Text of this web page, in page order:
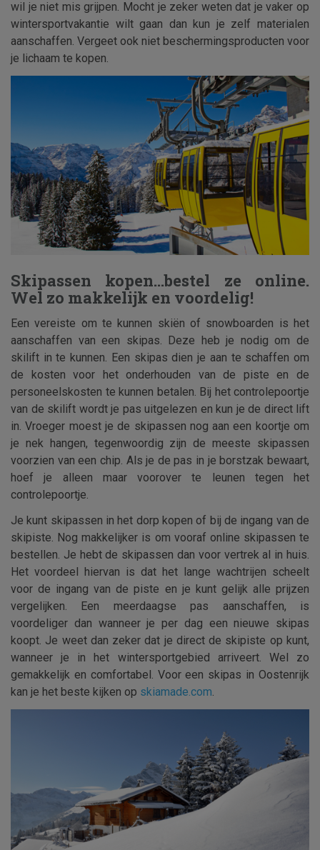
wil je niet mis grijpen. Mocht je zeker weten dat je vaker op
wintersportvakantie wilt gaan dan kun je zelf materialen
aanschaffen. Vergeet ook niet beschermingsproducten voor
je lichaam te kopen.
Skipassen kopen...bestel ze online.
Wel zo makkelijk en voordelig!
Een vereiste om te kunnen skiën of snowboarden is het
aanschaffen van een skipas. Deze heb je nodig om de
skilift in te kunnen. Een skipas dien je aan te schaffen om
de kosten voor het onderhouden van de piste en de
personeelskosten te kunnen betalen. Bij het controlepoortje
van de skilift wordt je pas uitgelezen en kun je de direct lift
in. Vroeger moest je de skipassen nog aan een koortje om
je nek hangen, tegenwoordig zijn de meeste skipassen
voorzien van een chip. Als je de pas in je borstzak bewaart,
hoef je alleen maar voorover te leunen tegen het
controlepoortje.
Je kunt skipassen in het dorp kopen of bij de ingang van de
skipiste. Nog makkelijker is om vooraf online skipassen te
bestellen. Je hebt de skipassen dan voor vertrek al in huis.
Het voordeel hiervan is dat het lange wachtrijen scheelt
voor de ingang van de piste en je kunt gelijk alle prijzen
vergelijken. Een meerdaagse pas aanschaffen, is
voordeliger dan wanneer je per dag een nieuwe skipas
koopt. Je weet dan zeker dat je direct de skipiste op kunt,
wanneer je in het wintersportgebied arriveert. Wel zo
gemakkelijk en comfortabel. Voor een skipas in Oostenrijk
kan je het beste kijken op skiamade.com